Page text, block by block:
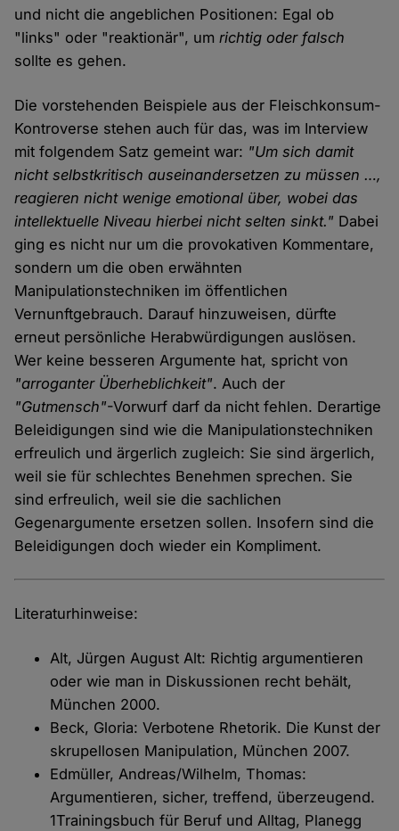
und nicht die angeblichen Positionen: Egal ob
"links" oder "reaktionär", umrichtig oder falsch
sollte es gehen.
Die vorstehenden Beispiele aus der Fleischkonsum-
Kontroverse stehen auch für das, was im Interview
mit folgendem Satz gemeint war: "Um sich damit
nicht selbstkritisch auseinandersetzen zu müssen …,
reagieren nicht wenige emotional über, wobei das
intellektuelle Niveau hierbei nicht selten sinkt." Dabei
ging es nicht nur um die provokativen Kommentare,
sondern um die oben erwähnten
Manipulationstechniken im öffentlichen
Vernunftgebrauch. Darauf hinzuweisen, dürfte
erneut persönliche Herabwürdigungen auslösen.
Wer keine besseren Argumente hat, spricht von
"arroganter Überheblichkeit". Auch der
"Gutmensch"-Vorwurf darf da nicht fehlen. Derartige
Beleidigungen sind wie die Manipulationstechniken
erfreulich und ärgerlich zugleich: Sie sind ärgerlich,
weil sie für schlechtes Benehmen sprechen. Sie
sind erfreulich, weil sie die sachlichen
Gegenargumente ersetzen sollen. Insofern sind die
Beleidigungen doch wieder ein Kompliment.
Literaturhinweise:
Alt, Jürgen August Alt: Richtig argumentieren
oder wie man in Diskussionen recht behält,
München 2000.
Beck, Gloria: Verbotene Rhetorik. Die Kunst der
skrupellosen Manipulation, München 2007.
Edmüller, Andreas/Wilhelm, Thomas:
Argumentieren, sicher, treffend, überzeugend.
1Trainingsbuch für Beruf und Alltag, Planegg